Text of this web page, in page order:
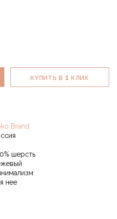
КУПИТЬ В 1 КЛИК
Brand
шерсть
нее